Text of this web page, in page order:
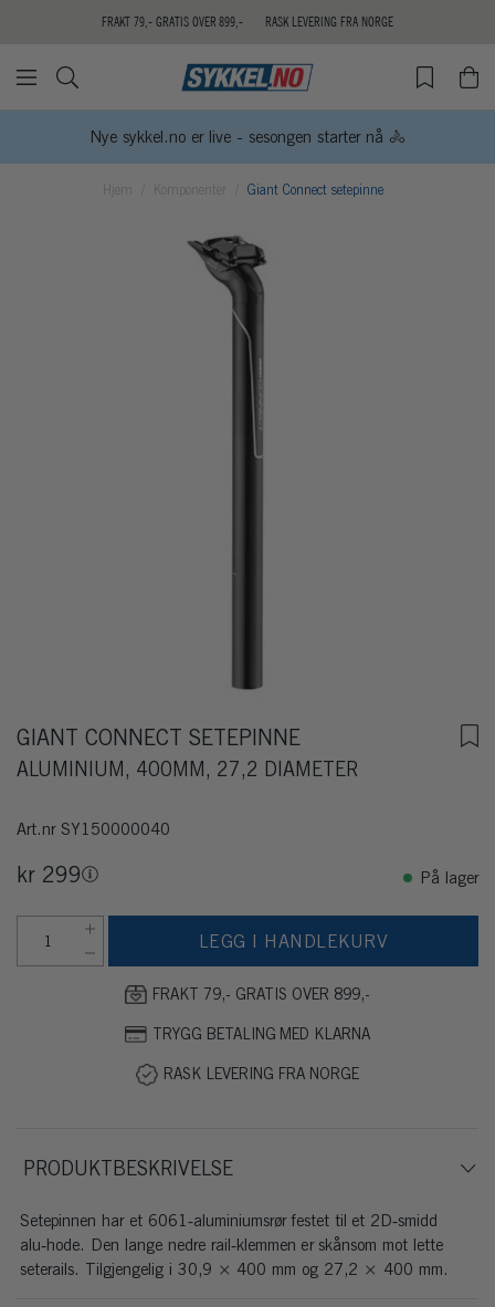
FRAKT 79,- GRATIS OVER 899,- RASK LEVERING FRA NORGE
Nye sykkel.no er live - sesongen starter nå 🚴
Hjem Komponenter Giant Connect setepinne
GIANT CONNECT SETEPINNE
ALUMINIUM, 400MM, 27,2 DIAMETER
Art.nr SY150000040
kr 299 På lager
LEGG I HANDLEKURV
FRAKT 79,- GRATIS OVER 899,-
TRYGG BETALING MED KLARNA
RASK LEVERING FRA NORGE
PRODUKTBESKRIVELSE
Setepinnen har et 6061‑aluminiumsrør festet til et 2D‑smidd
alu‑hode. Den lange nedre rail‑klemmen er skånsom mot lette
seterails. Tilgjengelig i 30,9 × 400 mm og 27,2 × 400 mm.